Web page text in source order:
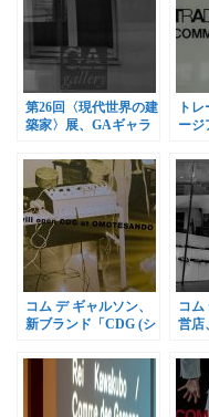
第26回〈現代世界の建
築家〉展、GAギャラ
ト
ージ
日オ
コム デ ギャルソン、
新ブランド「CDG (シ
店オープン
コム
営店